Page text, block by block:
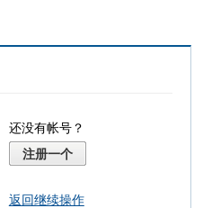
还没有帐号？
注册一个
返回继续操作